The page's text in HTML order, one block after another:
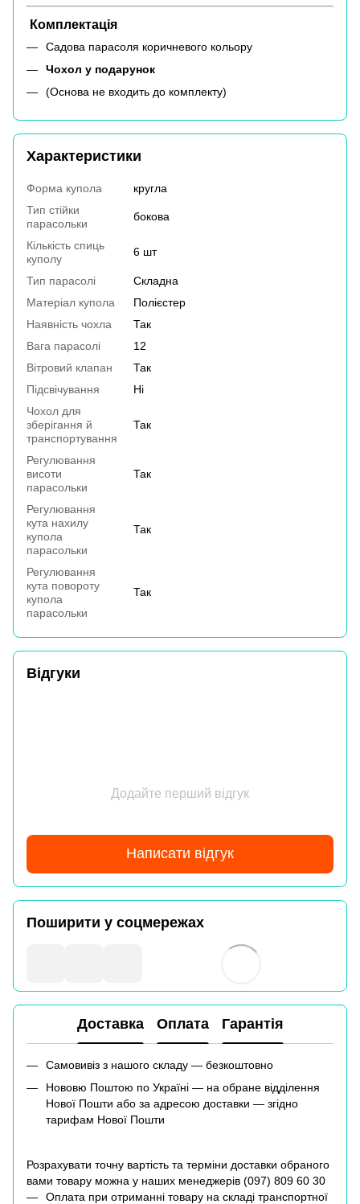
Комплектація
Садова парасоля коричневого кольору
Чохол у подарунок
(Основа не входить до комплекту)
Характеристики
Форма купола
кругла
Тип стійки
парасольки
бокова
Кількість спиць
куполу
6 шт
Тип парасолі
Складна
Матеріал купола
Полієстер
Наявність чохла
Так
Вага парасолі
12
Вітровий клапан
Так
Підсвічування
Ні
Чохол для
зберігання й
транспортування
Так
Регулювання
висоти
парасольки
Так
Регулювання
кута нахилу
купола
парасольки
Так
Регулювання
кута повороту
купола
парасольки
Так
Відгуки
Додайте перший відгук
Написати відгук
Поширити у соцмережах
Доставка Оплата Гарантія
Самовивіз з нашого складу — безкоштовно
Нововю Поштою по Україні — на обране відділення
Нової Пошти або за адресою доставки — згідно
тарифам Нової Пошти
Розрахувати точну вартість та терміни доставки обраного
вами товару можна у наших менеджерів (097) 809 60 30
Оплата при отриманні товару на складі транспортної